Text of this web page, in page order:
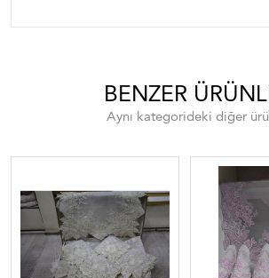
BENZER
Aynı kategorideki diğer